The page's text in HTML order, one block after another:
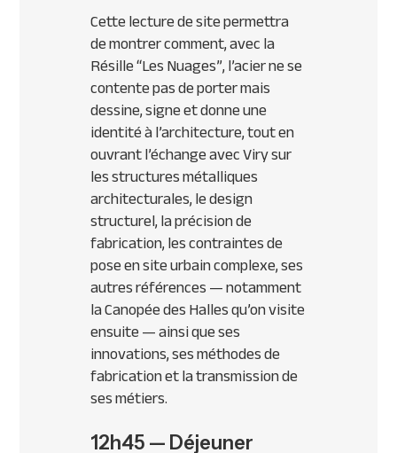
Cette lecture de site permettra
de montrer comment, avec la
Résille “Les Nuages”, l’acier ne se
contente pas de porter mais
dessine, signe et donne une
identité à l’architecture, tout en
ouvrant l’échange avec Viry sur
les structures métalliques
architecturales, le design
structurel, la précision de
fabrication, les contraintes de
pose en site urbain complexe, ses
autres références — notamment
la Canopée des Halles qu’on visite
ensuite — ainsi que ses
innovations, ses méthodes de
fabrication et la transmission de
ses métiers.
12h45 — Déjeuner